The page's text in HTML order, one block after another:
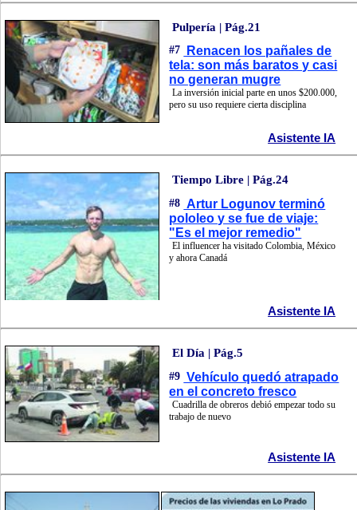
Pulpería | Pág.21
#7
Renacen los pañales de
tela: son más baratos y casi
no generan mugre
La inversión inicial parte en unos $200.000,
pero su uso requiere cierta disciplina
Asistente IA
Tiempo Libre | Pág.24
#8 Artur Logunov terminó
pololeo y se fue de viaje:
"Es el mejor remedio"
El influencer ha visitado Colombia, México
y ahora Canadá
Asistente IA
El Día | Pág.5
#9 Vehículo quedó atrapado
en el concreto fresco
Cuadrilla de obreros debió empezar todo su
trabajo de nuevo
Asistente IA